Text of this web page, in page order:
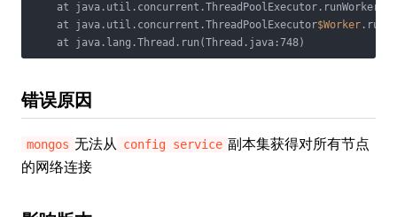
at
    at java.util.concurrent.ThreadPoolExecutor
$Worker
    at java.lang.Thread.run(Thread.java:748)
错误原因
mongos 无法从 config service 副本集获得对所有节点
的网络连接